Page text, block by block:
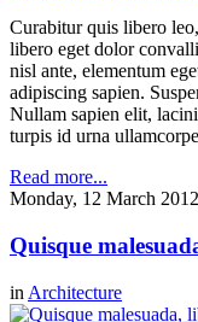
Curabitur quis libero
libero eget dolor
nisl ante, elementum
adipiscing sapien.
Nullam sapien elit,
turpis id urna
Read more...
Monday, 12 March
Quisque
in Architecture